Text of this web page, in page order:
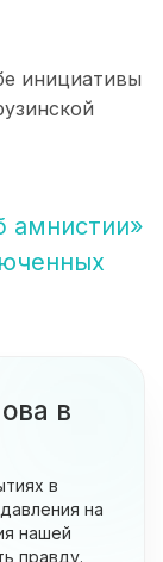
инициативы
амнистии»
в
в
на
нашей
правду.